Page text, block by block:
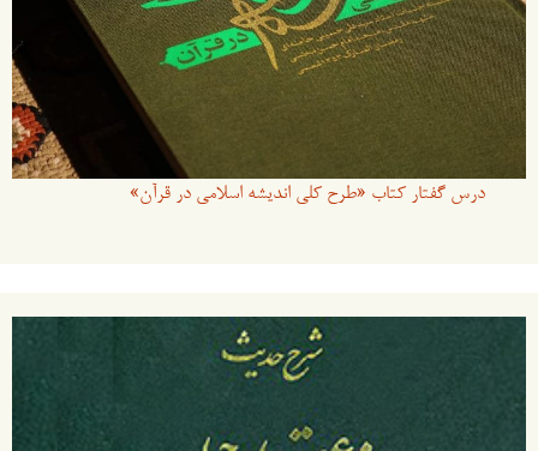
درس گفتار کتاب «طرح کلی اندیشه اسلامی در قرآن»